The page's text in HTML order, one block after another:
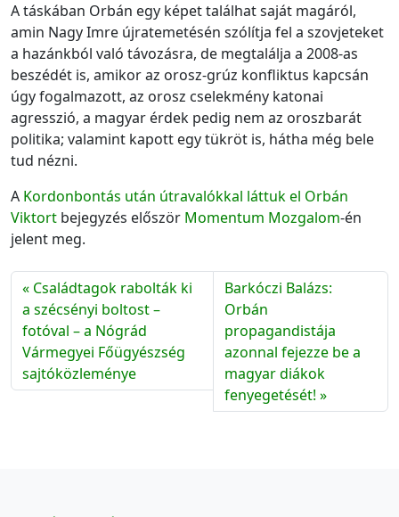
A táskában Orbán egy képet találhat saját magáról,
amin Nagy Imre újratemetésén szólítja fel a szovjeteket
a hazánkból való távozásra, de megtalálja a 2008-as
beszédét is, amikor az orosz-grúz konfliktus kapcsán
úgy fogalmazott, az orosz cselekmény katonai
agresszió, a magyar érdek pedig nem az oroszbarát
politika; valamint kapott egy tükröt is, hátha még bele
tud nézni.
A Kordonbontás után útravalókkal láttuk el Orbán
Viktort bejegyzés először Momentum Mozgalom-én
jelent meg.
Családtagok rabolták ki
a szécsényi boltost –
fotóval – a Nógrád
Vármegyei Főügyészség
sajtóközleménye
Barkóczi Balázs:
Orbán
propagandistája
azonnal fejezze be a
magyar diákok
fenyegetését!